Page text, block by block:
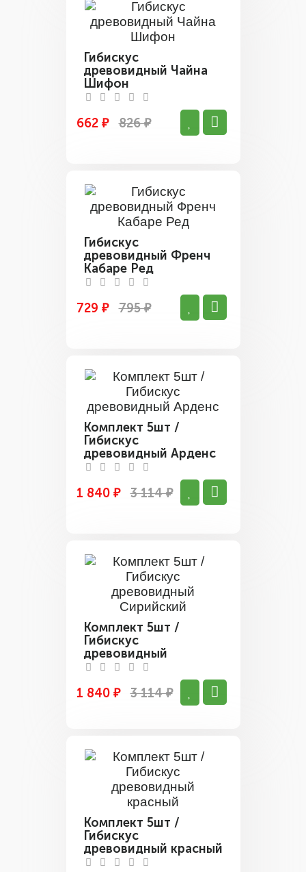
Гибискус
древовидный Чайна
Шифон
662 ₽ 826 ₽
Гибискус
древовидный Френч
Кабаре Ред
729 ₽ 795 ₽
Комплект 5шт /
Гибискус
древовидный Арденс
1 840 ₽ 3 114 ₽
Комплект 5шт /
Гибискус
древовидный
Сирийский
1 840 ₽
3 114 ₽
Комплект 5шт /
Гибискус
древовидный красный